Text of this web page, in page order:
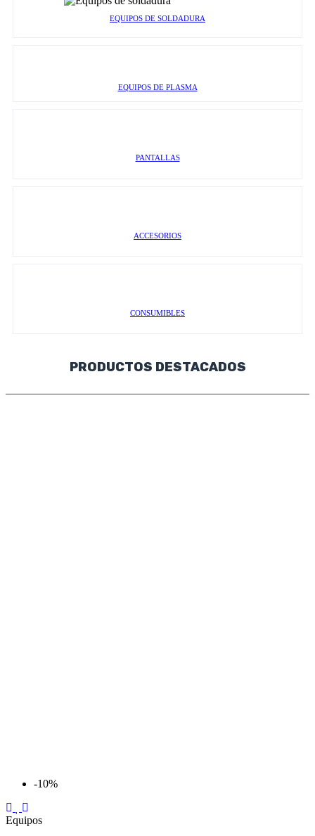
EQUIPOS DE SOLDADURA
EQUIPOS DE PLASMA
PANTALLAS
ACCESORIOS
CONSUMIBLES
PRODUCTOS DESTACADOS
-10%
Equipos